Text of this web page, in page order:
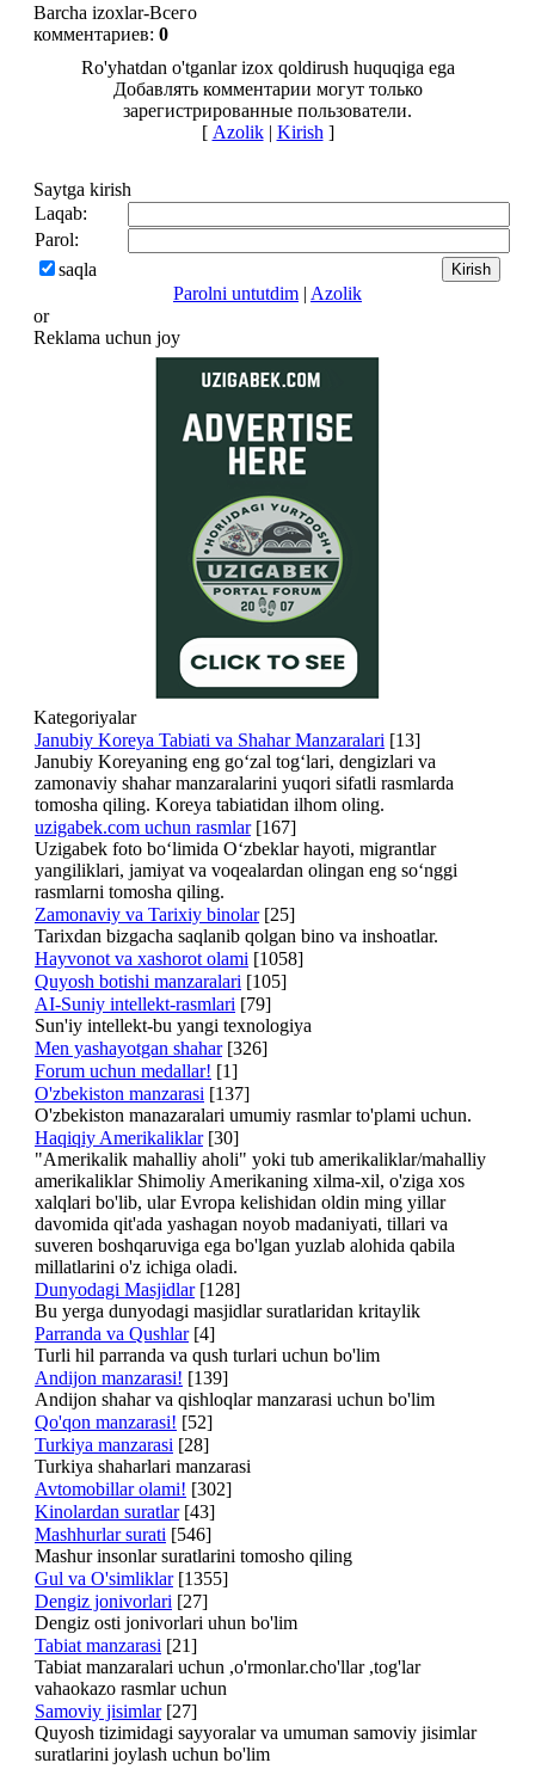
Barcha izoxlar-Всего
комментариев: 0
Ro'yhatdan o'tganlar izox qoldirush huquqiga ega
Добавлять комментарии могут только
зарегистрированные пользователи.
[ Azolik| Kirish ]
Saytga kirish
Laqab:
Parol:
saqla
Parolni untutdim | Azolik
or
Reklama uchun joy
Kategoriyalar
Janubiy Koreya Tabiati va Shahar Manzaralari [13]
Janubiy Koreyaning eng go‘zal tog‘lari, dengizlari va
zamonaviy shahar manzaralarini yuqori sifatli rasmlarda
tomosha qiling. Koreya tabiatidan ilhom oling.
uzigabek.com uchun rasmlar [167]
Uzigabek foto bo‘limida O‘zbeklar hayoti, migrantlar
yangiliklari, jamiyat va voqealardan olingan eng so‘nggi
rasmlarni tomosha qiling.
Zamonaviy va Tarixiy binolar [25]
Tarixdan bizgacha saqlanib qolgan bino va inshoatlar.
Hayvonot va xashorot olami [1058]
Quyosh botishi manzaralari [105]
AI-Suniy intellekt-rasmlari [79]
Sun'iy intellekt-bu yangi texnologiya
Men yashayotgan shahar [326]
Forum uchun medallar! [1]
O'zbekiston manzarasi [137]
O'zbekiston manazaralari umumiy rasmlar to'plami uchun.
Haqiqiy Amerikaliklar [30]
"Amerikalik mahalliy aholi" yoki tub amerikaliklar/mahalliy
amerikaliklar Shimoliy Amerikaning xilma-xil, o'ziga xos
xalqlari bo'lib, ular Evropa kelishidan oldin ming yillar
davomida qit'ada yashagan noyob madaniyati, tillari va
suveren boshqaruviga ega bo'lgan yuzlab alohida qabila
millatlarini o'z ichiga oladi.
Dunyodagi Masjidlar [128]
Bu yerga dunyodagi masjidlar suratlaridan kritaylik
Parranda va Qushlar [4]
Turli hil parranda va qush turlari uchun bo'lim
Andijon manzarasi! [139]
Andijon shahar va qishloqlar manzarasi uchun bo'lim
Qo'qon manzarasi! [52]
Turkiya manzarasi [28]
Turkiya shaharlari manzarasi
Avtomobillar olami! [302]
Kinolardan suratlar [43]
Mashhurlar surati [546]
Mashur insonlar suratlarini tomosho qiling
Gul va O'simliklar [1355]
Dengiz jonivorlari [27]
Dengiz osti jonivorlari uhun bo'lim
Tabiat manzarasi [21]
Tabiat manzaralari uchun ,o'rmonlar.cho'llar ,tog'lar
vahaokazo rasmlar uchun
Samoviy jisimlar [27]
Quyosh tizimidagi sayyoralar va umuman samoviy jisimlar
suratlarini joylash uchun bo'lim